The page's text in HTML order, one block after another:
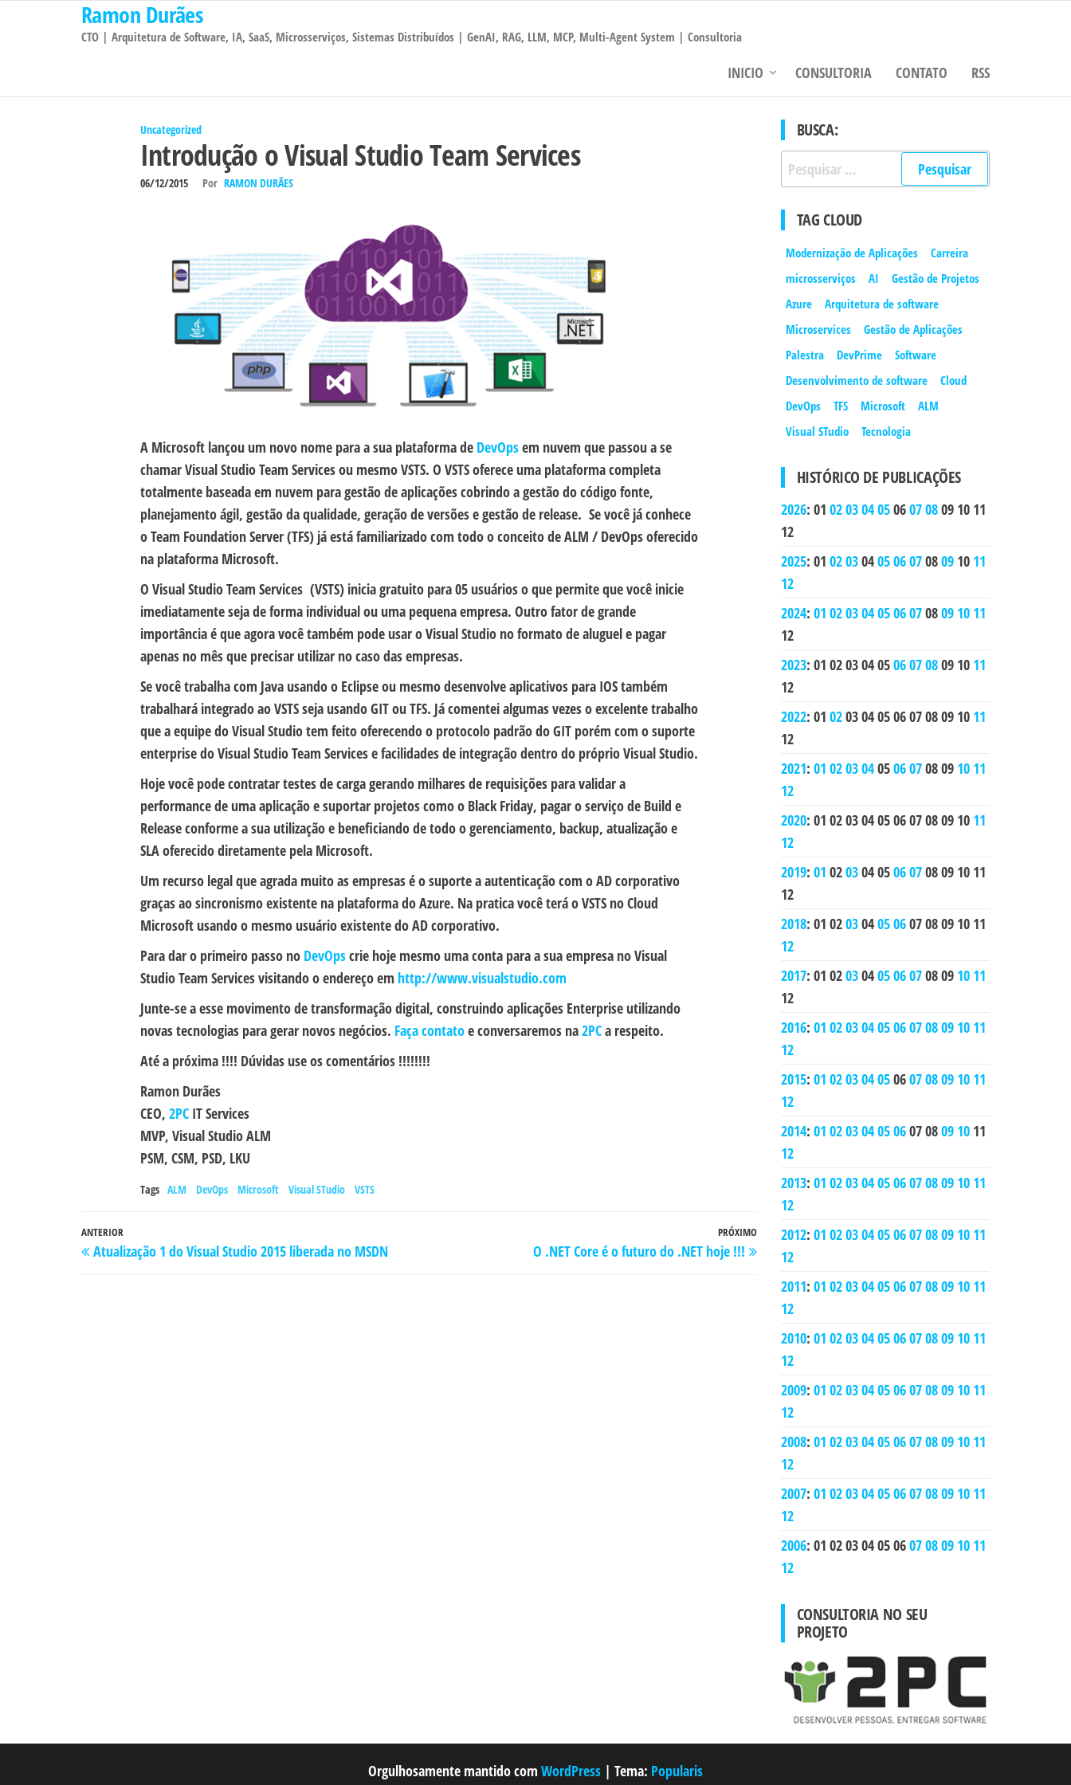
Ramon Durães
CTO | Arquitetura de Software, IA, SaaS, Microsserviços, Sistemas Distribuídos | GenAI, RAG, LLM, MCP, Multi-Agent System | Consultoria
INICIO CONSULTORIA CONTATO RSS
Uncategorized
Introdução o Visual Studio Team Services
06/12/2015 Por RAMON DURÃES
A Microsoft lançou um novo nome para a sua plataforma de DevOpsem nuvem que passou a se
chamar Visual Studio Team Services ou mesmo VSTS. O VSTS oferece uma plataforma completa
totalmente baseada em nuvem para gestão de aplicações cobrindo a gestão do código fonte,
planejamento ágil, gestão da qualidade, geração de versões e gestão de release. Se você já conhece
o Team Foundation Server (TFS) já está familiarizado com todo o conceito de ALM / DevOps oferecido
na plataforma Microsoft.
O Visual Studio Team Services (VSTS) inicia gratuito para 05 usuários o que permite que você inicie
imediatamente seja de forma individual ou uma pequena empresa. Outro fator de grande
importância é que agora você também pode usar o Visual Studio no formato de aluguel e pagar
apenas no mês que precisar utilizar no caso das empresas.
Se você trabalha com Java usando o Eclipse ou mesmo desenvolve aplicativos para IOS também
trabalhará integrado ao VSTS seja usando GIT ou TFS. Já comentei algumas vezes o excelente trabalho
que a equipe do Visual Studio tem feito oferecendo o protocolo padrão do GIT porém com o suporte
enterprise do Visual Studio Team Services e facilidades de integração dentro do próprio Visual Studio.
Hoje você pode contratar testes de carga gerando milhares de requisições para validar a
performance de uma aplicação e suportar projetos como o Black Friday, pagar o serviço de Build e
Release conforme a sua utilização e beneficiando de todo o gerenciamento, backup, atualização e
SLA oferecido diretamente pela Microsoft.
Um recurso legal que agrada muito as empresas é o suporte a autenticação com o AD corporativo
graças ao sincronismo existente na plataforma do Azure. Na pratica você terá o VSTS no Cloud
Microsoft usando o mesmo usuário existente do AD corporativo.
Para dar o primeiro passo no DevOpscrie hoje mesmo uma conta para a sua empresa no Visual
Studio Team Services visitando o endereço em http://www.visualstudio.com
Junte-se a esse movimento de transformação digital, construindo aplicações Enterprise utilizando
novas tecnologias para gerar novos negócios. Faça contatoe conversaremos na2PCa respeito.
Até a próxima !!!! Dúvidas use os comentários !!!!!!!!
Ramon Durães
CEO, 2PCIT Services
MVP, Visual Studio ALM
PSM, CSM, PSD, LKU
Tags ALM DevOps Microsoft Visual STudio VSTS
Navegação
de
Post
anterior
ANTERIOR
Atualização 1 do Visual Studio 2015 liberada no MSDN
Próximo
post
PRÓXIMO
O .NET Core é o futuro do .NET hoje !!!
BUSCA:
Pesquisar
por:
TAG CLOUD
Modernização de Aplicações
Carreira
microsserviços
AI
Gestão de Projetos
Azure
Arquitetura de software
Microservices
Gestão de Aplicações
Palestra
DevPrime
Software
Desenvolvimento de software
Cloud
DevOps
TFS Microsoft
ALM
Visual STudio
Tecnologia
HISTÓRICO DE PUBLICAÇÕES
2026: 01 0203040506070809 10 11
12
2025: 01 0203040506070809 10 11
12
2024: 01 0203040506070809 10 11
12
2023: 01 0203040506070809 10 11
12
2022: 01 0203040506070809 10 11
12
2021: 01 0203040506070809 10 11
12
2020: 01 0203040506070809 10 11
12
2019: 01 0203040506070809 10 11
12
2018: 01 0203040506070809 10 11
12
2017: 01 0203040506070809 10 11
12
2016: 01 0203040506070809 10 11
12
2015: 01 0203040506070809 10 11
12
2014: 01 0203040506070809 10 11
12
2013: 01 0203040506070809 10 11
12
2012: 01 0203040506070809 10 11
12
2011: 01 0203040506070809 10 11
12
2010: 01 0203040506070809 10 11
12
2009: 01 0203040506070809 10 11
12
2008: 01 0203040506070809 10 11
12
2007: 01 0203040506070809 10 11
12
2006: 01 0203040506070809 10 11
12
CONSULTORIA NO SEU
PROJETO
Orgulhosamente mantido com WordPress | Tema: Popularis